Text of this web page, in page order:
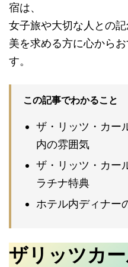
宿は、
女子旅や大切な人との
美を求める方に心から
す。
この記事でわかること
ザ・リッツ・カー
内の雰囲気
ザ・リッツ・カー
ラチナ特典
ホテル内ディナー
ザリッツカ